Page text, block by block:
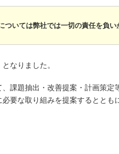
いては弊社では一切の責任を負い
なりました。
課題抽出・改善提案・計画策定
要な取り組みを提案するととも